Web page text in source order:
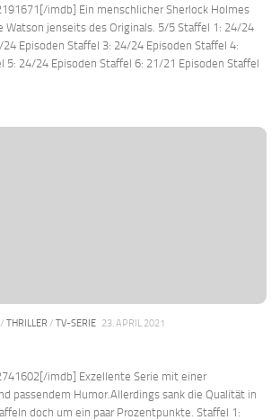
imdb] Ein menschlicher Sherlock Holmes
Watson jenseits des Originals. 5/5 Staffel 1: 24/24
Episoden Staffel 3: 24/24 Episoden Staffel 4:
5: 24/24 Episoden Staffel 6: 21/21 Episoden Staffel
/ THRILLER / TV-SERIE 23. APRIL 2021
imdb] Exzellente Serie mit einer
passendem Humor.Allerdings sank die Qualität in
doch um ein paar Prozentpunkte. Staffel 1: